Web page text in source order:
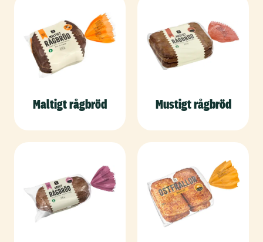
Maltigt rågbröd Mustigt rågbröd